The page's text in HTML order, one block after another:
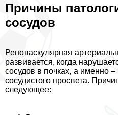
Причины
сосудов
Реноваскулярная
развивается, когда
сосудов в почках, а именно
сосудистого просвета.
следующее: